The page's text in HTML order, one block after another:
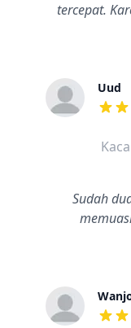
tercepat.
Uud
dari
Sudah
dari